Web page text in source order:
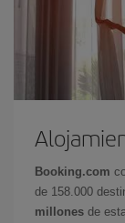
Booking.com
de 158.000
millones de